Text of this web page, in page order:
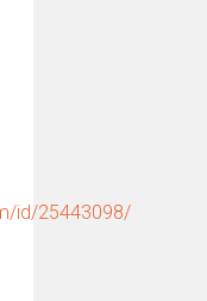
id/25443098/